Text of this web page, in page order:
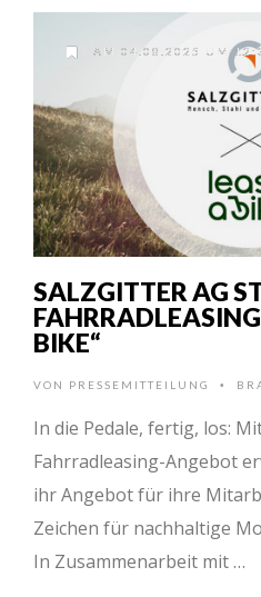
AM 04.08.2025 UM
SALZGITTER AG
BIKE“
VON PRESSEMITTEILUNG •
In die Pedale, fertig, los:
Fahrradleasing-Angebot
ihr Angebot für ihre
Zeichen für nachhaltige
In Zusammenarbeit mit …